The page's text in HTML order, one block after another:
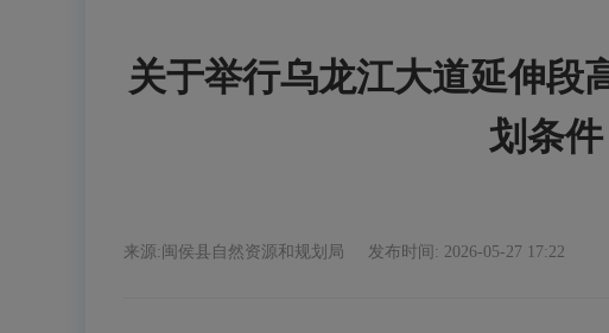
关于举行乌龙江大道延伸段
划条
来源:闽侯县自然资源和规划局 发布时间: 2026-05-27 17:22